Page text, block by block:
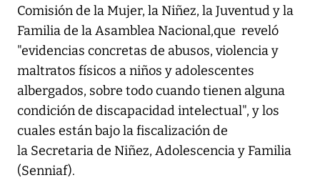
Comisión de la Mujer, la Niñez, la Juventud y la
Familia de la Asamblea Nacional,que reveló
"evidencias concretas de abusos, violencia y
maltratos físicos a niños y adolescentes
albergados, sobre todo cuando tienen alguna
condición de discapacidad intelectual", y los
cuales están bajo la fiscalización de
la Secretaria de Niñez, Adolescencia y Familia
(Senniaf).